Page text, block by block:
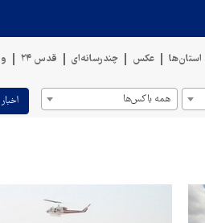
استان‌ها عکس چندرسانه‌ای قدس ۲۴
همه باکس‌ها